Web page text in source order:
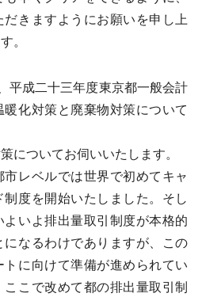
きますようにお願いを申し上
。
成二十三年度東京都一般会計
化対策と廃棄物対策について
についてお伺いいたします。
レベルでは世界で初めてキャ
度を開始いたしました。そし
いよ排出量取引制度が本格的
なるわけでありますが、この
に向けて準備が進められてい
こで改めて都の排出量取引制